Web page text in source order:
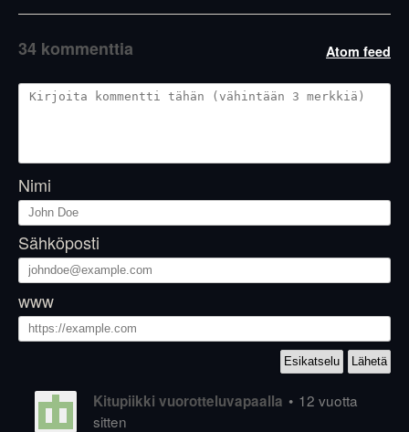
Atom feed
34 kommenttia
Nimi
Sähköposti
www
Kitupiikki vuorotteluvapaalla • 12 vuotta
sitten